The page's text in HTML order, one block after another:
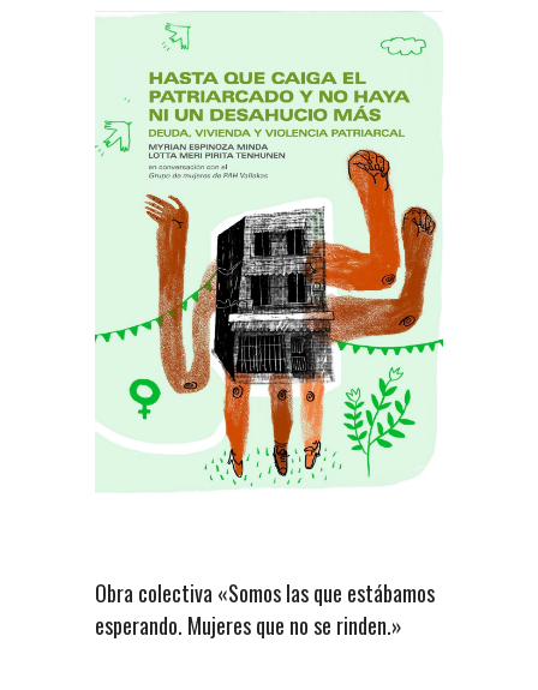
Obra colectiva «Somos las que estábamos
esperando. Mujeres que no se rinden.»